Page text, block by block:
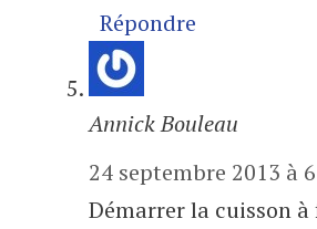
Répondre
Annick Bouleau
24 septembre 2013 à
Démarrer la cuisson